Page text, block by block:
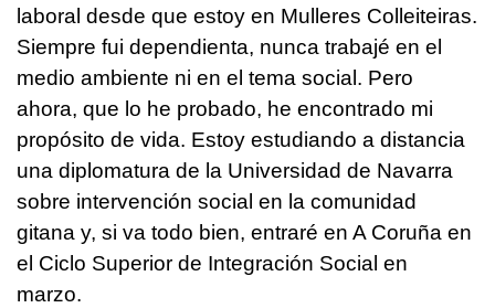
laboral desde que estoy en Mulleres Colleiteiras.
Siempre fui dependienta, nunca trabajé en el
medio ambiente ni en el tema social. Pero
ahora, que lo he probado, he encontrado mi
propósito de vida. Estoy estudiando a distancia
una diplomatura de la Universidad de Navarra
sobre intervención social en la comunidad
gitana y, si va todo bien, entraré en A Coruña en
el Ciclo Superior de Integración Social en
marzo.